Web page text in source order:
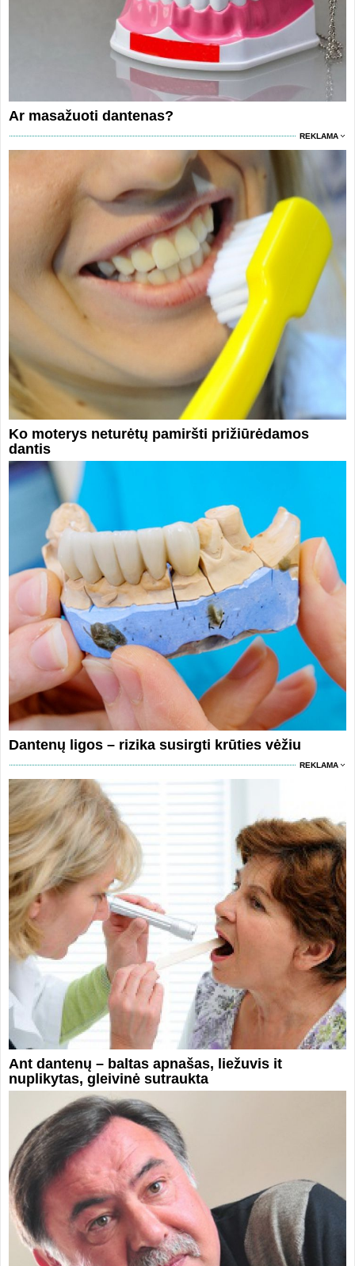
Ar masažuoti dantenas?
REKLAMA
Ko moterys neturėtų pamiršti prižiūrėdamos
dantis
Dantenų ligos – rizika susirgti krūties vėžiu
REKLAMA
Ant dantenų – baltas apnašas, liežuvis it
nuplikytas, gleivinė sutraukta